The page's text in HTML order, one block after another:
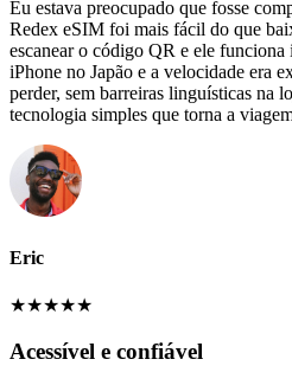
Eu estava preocupado que fosse
Redex eSIM foi mais fácil do que
escanear o código QR e ele
iPhone no Japão e a velocidade era
perder, sem barreiras linguísticas na
tecnologia simples que torna a
Eric
★★★★★
Acessível e confiável